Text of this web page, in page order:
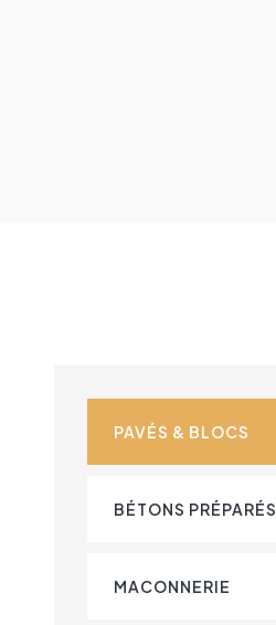
PAVÉS & BLOCS
BÉTONS PRÉPARÉS​
MACONNERIE